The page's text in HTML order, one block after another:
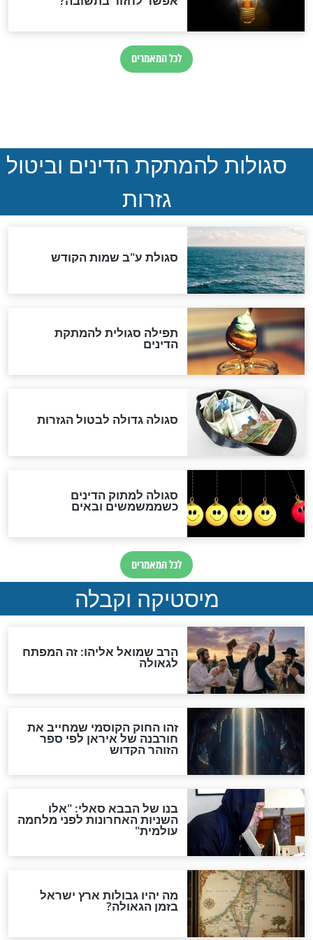
חדשות יהדות
ההסכם החשאי של טראמפ
ואיראן: בלי שקיפות ועם הרבה
סימני שאלה
המסמך האבוד שנחשף
במרתפי מוסקבה: כתב היד
הנדיר של הרשב"ם התגלה
שורדת השואה שחוגגת 100:
"מודה לקב"ה על כל השנים"
לכל המאמרים
אחרית הימים
האם אפשר לחשב את הקץ?
מה יהיה בימות המשיח?
"לפני הגאולה תהיה אפיקורסות
והכחשה גדולה מאוד של
האמונה"
האם לאחר בוא המשיח יהיה